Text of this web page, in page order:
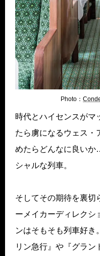
Photo：
時代とハイセンスがマ
たら虜になるウェス・
めたらどんなに良い
シャルな列車。
そしてその期待を裏切
ーメイカーディレクシ
ンはそもそも列車好き
リン急行』や『グラ